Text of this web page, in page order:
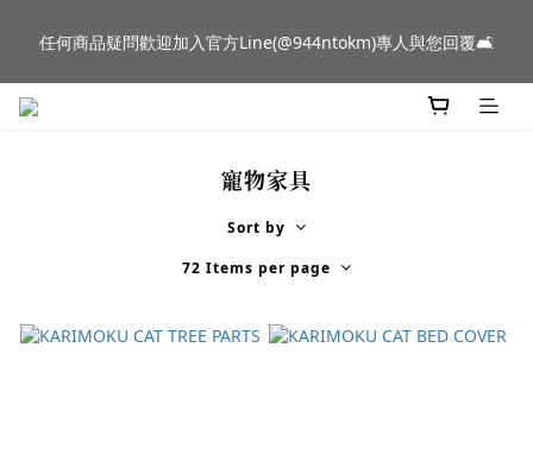
群門市展示中✨
任何商品疑問歡迎加入官方Line(@944ntokm)專人與您回覆🛋️
新品到貨｜日本燈具品牌 Ambientec 年度新品 Barcarolle 臺中樂
寵物家具
Sort by
72 Items per page